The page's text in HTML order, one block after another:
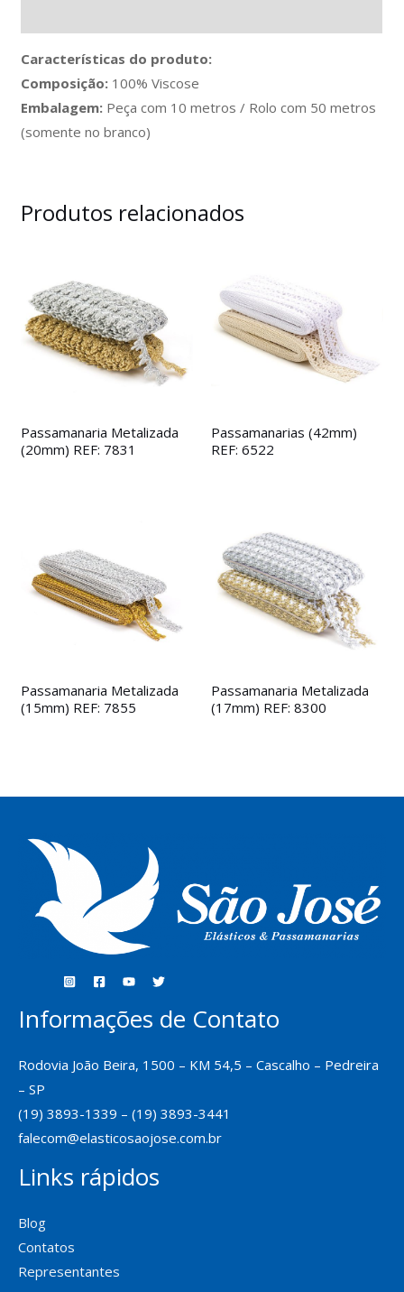
Características do produto:
Composição: 100% Viscose
Embalagem: Peça com 10 metros / Rolo com 50 metros
(somente no branco)
Produtos relacionados
Passamanaria Metalizada
(20mm) REF: 7831
Passamanarias (42mm)
REF: 6522
Passamanaria Metalizada
(15mm) REF: 7855
Passamanaria Metalizada
(17mm) REF: 8300
Informações de Contato
Rodovia João Beira, 1500 – KM 54,5 – Cascalho – Pedreira
– SP
(19) 3893-1339 – (19) 3893-3441
falecom@elasticosaojose.com.br
Links rápidos
Blog
Contatos
Representantes